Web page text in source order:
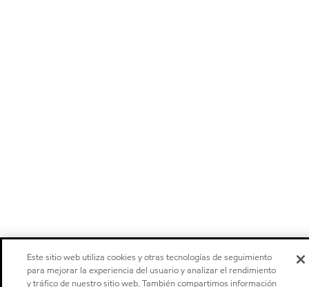
Este sitio web utiliza cookies y otras tecnologías de seguimiento
para mejorar la experiencia del usuario y analizar el rendimiento
y tráfico de nuestro sitio web. También compartimos información